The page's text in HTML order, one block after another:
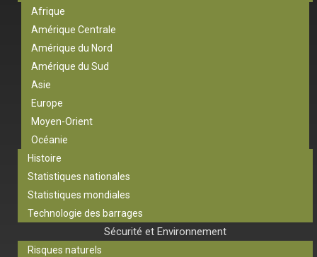
Afrique
Amérique Centrale
Amérique du Nord
Amérique du Sud
Asie
Europe
Moyen-Orient
Océanie
Histoire
Statistiques nationales
Statistiques mondiales
Technologie des barrages
Sécurité et Environnement
Risques naturels